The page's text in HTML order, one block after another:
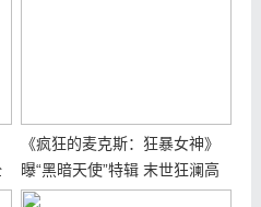
《疯狂的麦克斯：狂暴女神》
曝“黑暗天使”特辑 末世狂澜高
燃开启